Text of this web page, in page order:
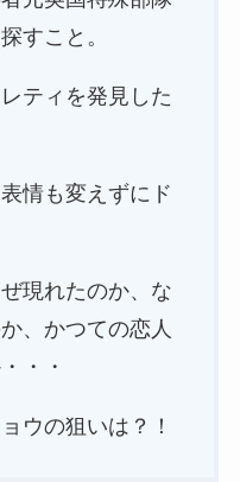
すこと。
ティを発見した
情も変えずにド
現れたのか、な
、かつての恋人
・・
ウの狙いは？！